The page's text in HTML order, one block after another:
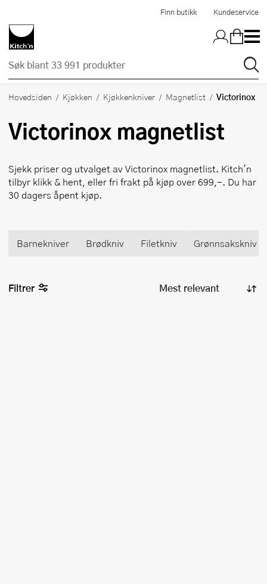
Finn butikk Kundeservice
Hovedsiden Kjøkken Kjøkkenkniver Magnetlist Victorinox
Victorinox magnetlist
Sjekk priser og utvalget avVictorinox magnetlist. Kitch'n
tilbyr klikk & hent, eller fri frakt på kjøp over 699,-. Du har
30 dagers åpent kjøp.
Barnekniver Brødkniv Filetkniv Grønnsakskniv
Filtrer